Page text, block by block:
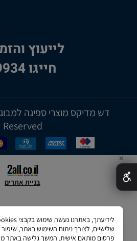
לייעוץ
חייגו 9934*
Reserved
בניית אתרים
✕
שלישיים, לצורך ניתוח השימוש באתר, שיפור
פרסום מותאם אישית. המשך גלישה באתר